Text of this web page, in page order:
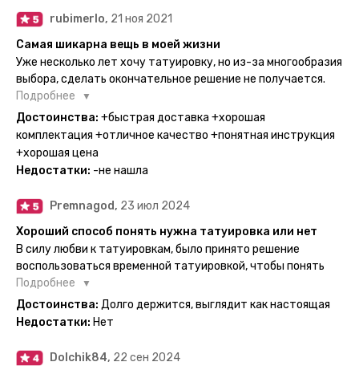
настоящей. Главное, не стараться перевести большую
тату на какой-то маленький участок кожи (например,
запястье) - вследствие чего могут плохо отпечататься
какие-то части рисунка. Но это, скажем так, риски, которые
вы берёте на себя сами ;)
rubimerlo, 21 ноя 2021
Самая шикарна вещь в моей жизни
Уже несколько лет хочу татуировку, но из-за многообразия
выбора, сделать окончательное решение не получается.
Поэтому everink стали для меня настоящей находкой. Как
только тату пришли, я сразу понеслась их забирать. Хочу
отметить, что у everink очень большой выбор мест для
доставки, что значительно упрощает процесс получения
тату. Посылка была упакованна в бумажный плотный
конверт, внутри оказалась ещё одна упаковка с
дизайнерским принтом. Комплектация набора: сами тату,
упакованные в специальные пакетики, салфетки,
инструкция по нанесению. Всё выглядит очень мило. Я уже
нанесла одну из них и сейчас жду результата. Всё очень
понятно объяснено, отдельным плюсом для меня стала
картинка с обозначениями тех мечт, где тату будет
держаться дольше всего. В общем всём советую и
рекомендую, буду заказывать ещё))
Подробнее
Достоинства: +быстрая доставка +хорошая
комплектация +отличное качество +понятная инструкция
+хорошая цена
Недостатки: -не нашла
Premnagod, 23 июл 2024
Хороший способ понять нужна татуировка или нет
В силу любви к татуировкам, было принято решение
воспользоваться временной татуировкой, чтобы понять
хочется набивать настоящую или нет, как оказалось
смысла набивать нет, ведь можно постоянно делать
временные татуировки и в случае если одна не понравится
больше ничего и не нужно.
Подробнее
Достоинства: Долго держится, выглядит как настоящая
Недостатки: Нет
Dolchik84, 22 сен 2024